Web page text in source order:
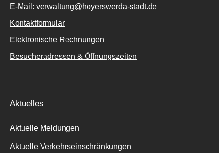
E-Mail: verwaltung@hoyerswerda-stadt.de
Kontaktformular
Elektronische Rechnungen
Besucheradressen & Öffnungszeiten
Aktuelles
Aktuelle Meldungen
Aktuelle Verkehrseinschränkungen